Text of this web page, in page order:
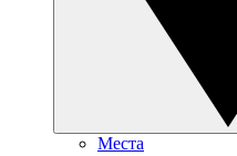
Места